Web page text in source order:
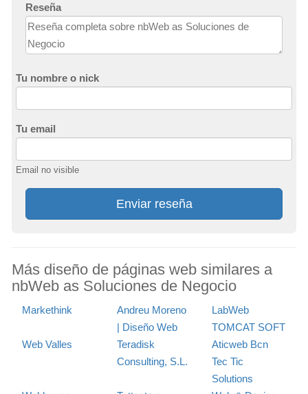
Reseña
Tu nombre o nick
Tu email
Email no visible
Enviar reseña
Más diseño de páginas web similares a
nbWeb as Soluciones de Negocio
Markethink
Andreu Moreno
| Diseño Web
LabWeb
TOMCAT SOFT
Web Valles
Teradisk
Consulting, S.L.
Aticweb Bcn
Tec Tic
Solutions